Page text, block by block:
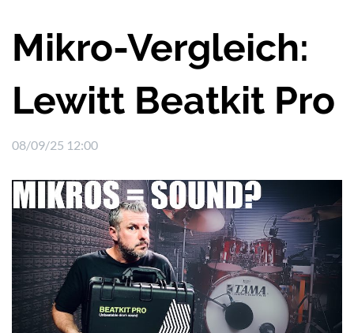
Mikro-Vergleich:
Lewitt Beatkit Pro
08/09/25 12:00